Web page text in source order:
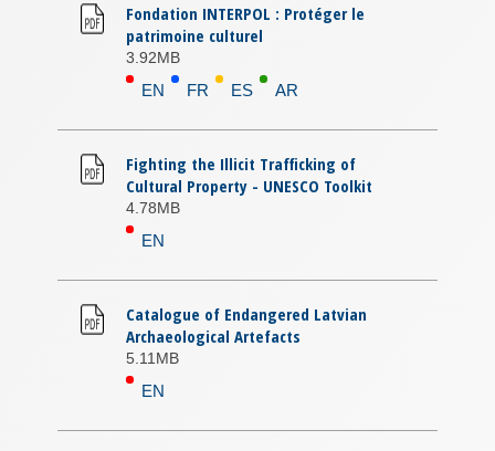
Fondation INTERPOL : Protéger le
patrimoine culturel
3.92MB
EN FR ES AR
Fighting the Illicit Trafficking of
Cultural Property - UNESCO Toolkit
4.78MB
EN
Catalogue of Endangered Latvian
Archaeological Artefacts
5.11MB
EN